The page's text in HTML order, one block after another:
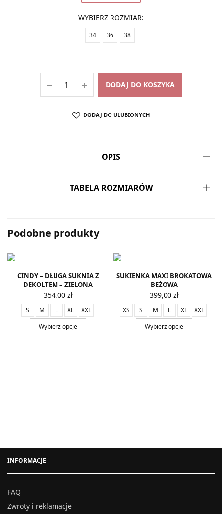
WYBIERZ ROZMIAR:
34 36 38
DODAJ DO KOSZYKA
DODAJ DO ULUBIONYCH
OPIS
TABELA ROZMIARÓW
Podobne produkty
CINDY – DŁUGA SUKNIA Z
DEKOLTEM – ZIELONA
354,00 zł
S M L XL
XXL
Wybierz opcje
SUKIENKA MAXI BROKATOWA
BEŻOWA
399,00 zł
XS S M L XL
XXL
Wybierz opcje
INFORMACJE
FAQ
Zwroty i reklamacje